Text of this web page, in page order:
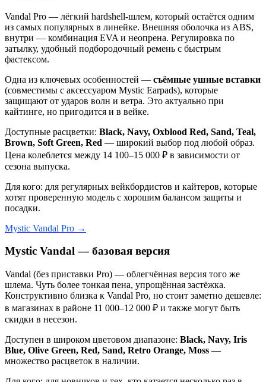
Vandal Pro — лёгкий hardshell-шлем, который остаётся одним
из самых популярных в линейке. Внешняя оболочка из ABS,
внутри — комбинация EVA и неопрена. Регулировка по
затылку, удобный подбородочный ремень с быстрым
фастексом.
Одна из ключевых особенностей — съёмные ушные вставки
(совместимы с аксессуаром Mystic Earpads), которые
защищают от ударов волн и ветра. Это актуально при
кайтинге, но пригодится и в вейке.
Доступные расцветки: Black, Navy, Oxblood Red, Sand, Teal,
Brown, Soft Green, Red — широкий выбор под любой образ.
Цена колеблется между 14 100–15 000 ₽ в зависимости от
сезона выпуска.
Для кого: для регулярных вейкбордистов и кайтеров, которые
хотят проверенную модель с хорошим балансом защиты и
посадки.
Mystic Vandal Pro →
Mystic Vandal — базовая версия
Vandal (без приставки Pro) — облегчённая версия того же
шлема. Чуть более тонкая пена, упрощённая застёжка.
Конструктивно близка к Vandal Pro, но стоит заметно дешевле:
в магазинах в районе 11 000–12 000 ₽ и также могут быть
скидки в несезон.
Доступен в широком цветовом диапазоне: Black, Navy, Iris
Blue, Olive Green, Red, Sand, Retro Orange, Moss —
множество расцветок в наличии.